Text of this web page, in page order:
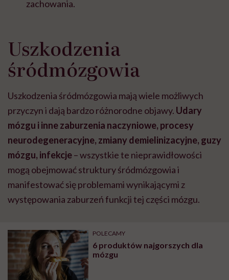
zachowania.
Uszkodzenia
śródmózgowia
Uszkodzenia śródmózgowia mają wiele możliwych
przyczyn i dają bardzo różnorodne objawy. Udary
mózgu i inne zaburzenia naczyniowe, procesy
neurodegeneracyjne, zmiany demielinizacyjne, guzy
mózgu, infekcje– wszystkie te nieprawidłowości
mogą obejmować struktury śródmózgowia i
manifestować się problemami wynikającymi z
występowania zaburzeń funkcji tej części mózgu.
POLECAMY
6 produktów najgorszych dla
mózgu